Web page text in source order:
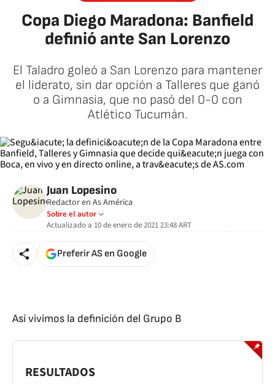
Copa Diego Maradona: Banfield
definió ante San Lorenzo
El Taladro goleó a San Lorenzo para mantener
el liderato, sin dar opción a Talleres que ganó
o a Gimnasia, que no pasó del 0-0 con
Atlético Tucumán.
Juan Lopesino
Redactor en As América
Sobre el autor
Actualizado a 10 de enero de 2021 23:48ART
Preferir AS en Google
Así vivimos la definición del Grupo B
RESULTADOS